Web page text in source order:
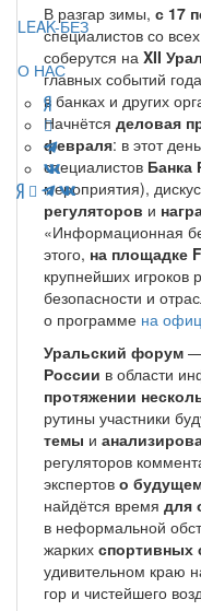
LEAK-БЕЗ
О НАС
В разгар зимы, с 17
специалистов со
соберутся на XII
главных событий
в банках и других
Начнётся деловая
февраля: в этот
специалистов Банка
мероприятия),
регуляторов и
«Информационная
этого, на площадке
крупнейших
безопасности и
о программе на
Уральский форум —
России в области
протяжении
рутины участники
темы и
регуляторов
экспертов о
найдётся время для
в неформальной
жарких спортивных
удивительном краю
гор и чистейшего